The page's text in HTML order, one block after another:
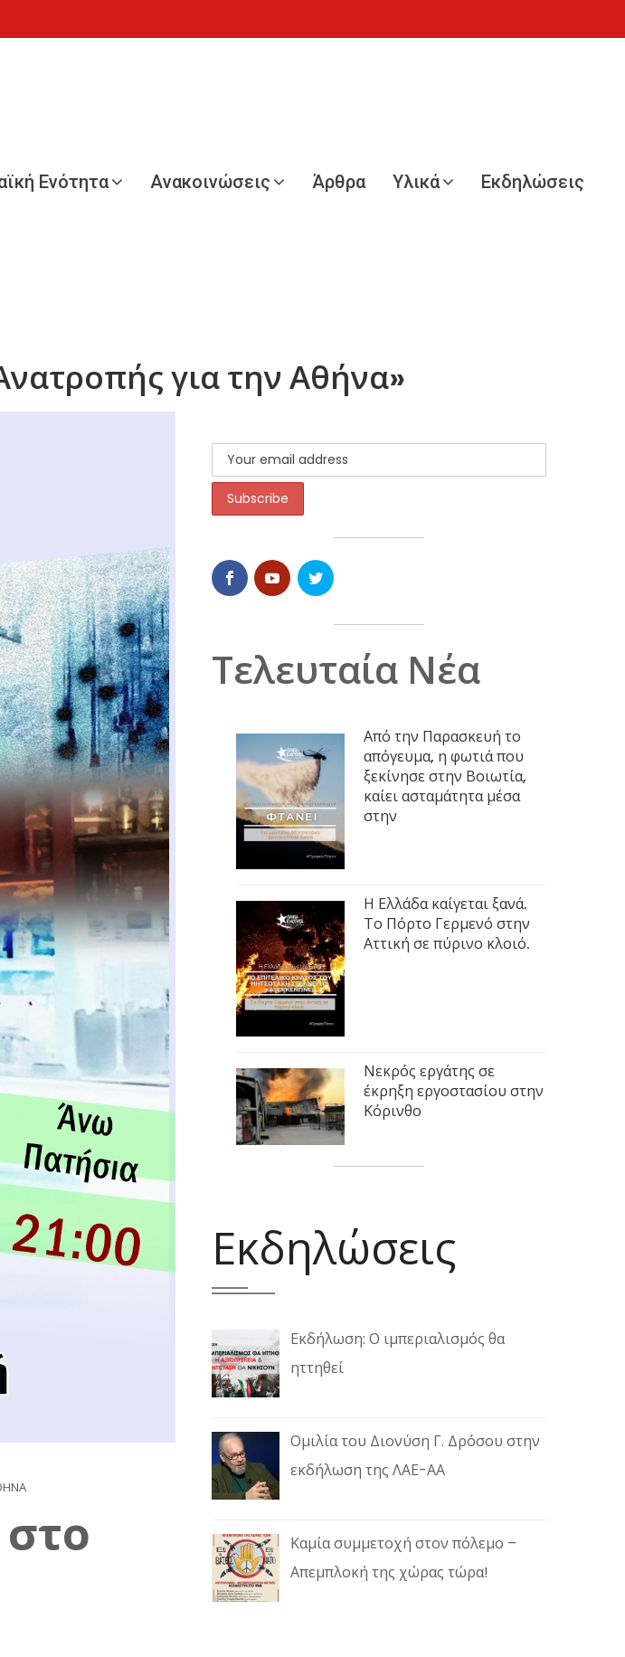
Ενότητα Ανακοινώσεις Άρθρα Υλικά Εκδηλώσεις
για την Αθήνα»
Τελευταία Νέα
Από την Παρασκευή το
απόγευμα, η φωτιά που
ξεκίνησε στην Βοιωτία,
καίει ασταμάτητα μέσα
στην
Η Ελλάδα καίγεται ξανά.
Το Πόρτο Γερμενό στην
Αττική σε πύρινο κλοιό.
Νεκρός εργάτης σε
έκρηξη εργοστασίου στην
Κόρινθο
Εκδηλώσεις
Εκδήλωση: Ο ιμπεριαλισμός θα
ηττηθεί
Ομιλία του Διονύση Γ. Δρόσου στην
εκδήλωση της ΛΑΕ-ΑΑ
Καμία συμμετοχή στον πόλεμο –
Απεμπλοκή της χώρας τώρα!